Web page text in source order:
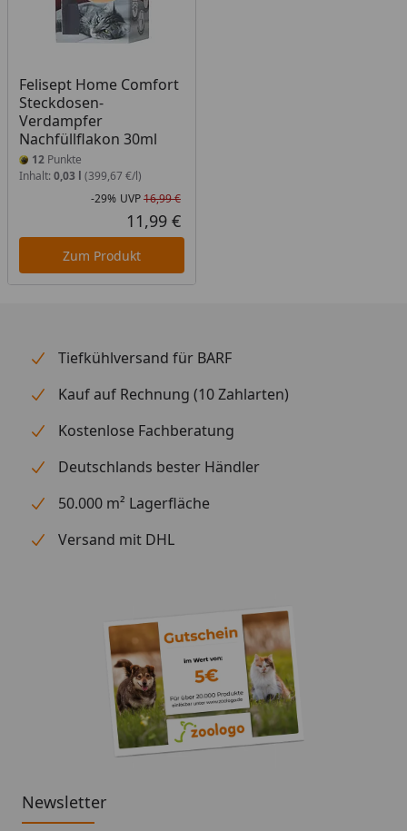
Felisept Home Comfort
Steckdosen-
Verdampfer
Nachfüllflakon 30ml
12 Punkte
Inhalt: 0,03 l (399,67 €/l)
Rabatt in Prozent
-29%
Ursprünglicher Preis
UVP16,99 €
Aktueller Preis
11,99 €
Zum Produkt
Tiefkühlversand für BARF
Kauf auf Rechnung (10 Zahlarten)
Kostenlose Fachberatung
Deutschlands bester Händler
50.000 m² Lagerfläche
Versand mit DHL
Newsletter